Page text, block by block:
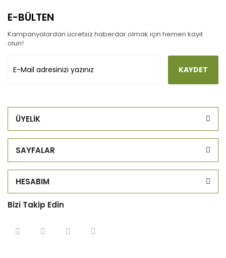
E-BÜLTEN
Kampanyalardan ücretsiz haberdar olmak için hemen kayıt
olun!
KAYDET
ÜYELİK
SAYFALAR
HESABIM
Bizi Takip Edin